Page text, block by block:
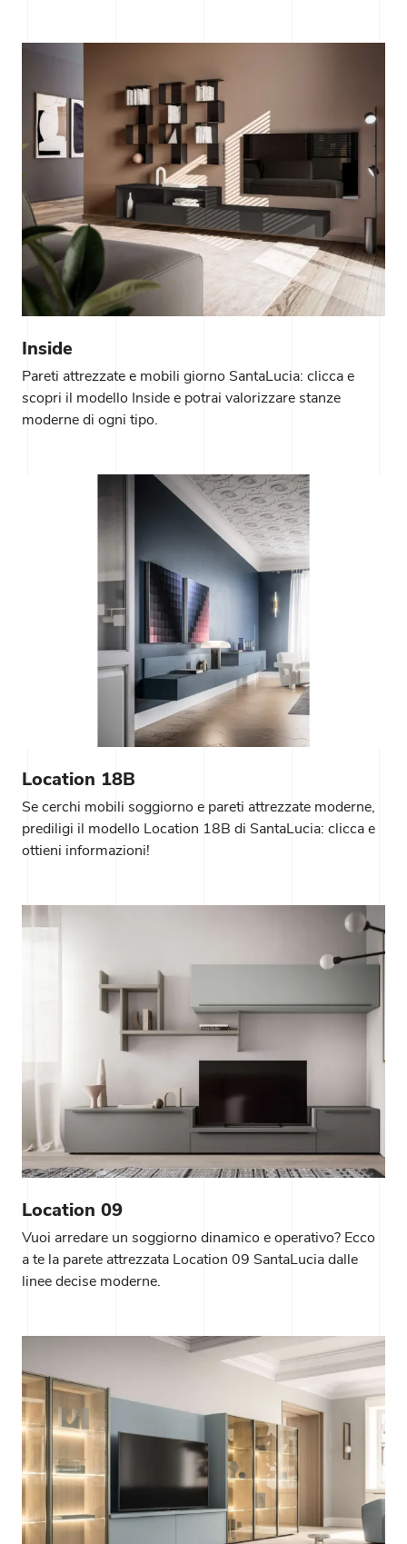
Inside
Pareti attrezzate e mobili giorno SantaLucia: clicca e
scopri il modello Inside e potrai valorizzare stanze
moderne di ogni tipo.
Location 18B
Se cerchi mobili soggiorno e pareti attrezzate moderne,
prediligi il modello Location 18B di SantaLucia: clicca e
ottieni informazioni!
Location 09
Vuoi arredare un soggiorno dinamico e operativo? Ecco
a te la parete attrezzata Location 09 SantaLucia dalle
linee decise moderne.